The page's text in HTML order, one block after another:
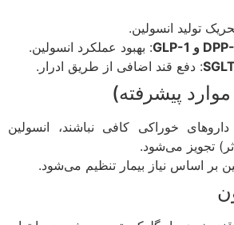
تولید انسولین.
: بهبود عملکرد انسولین.
: دفع قند اضافی از طریق ادرار.
خوراکی کافی نباشند، انسولین
می‌شود.
اساس نیاز بیمار تنظیم می‌شود.